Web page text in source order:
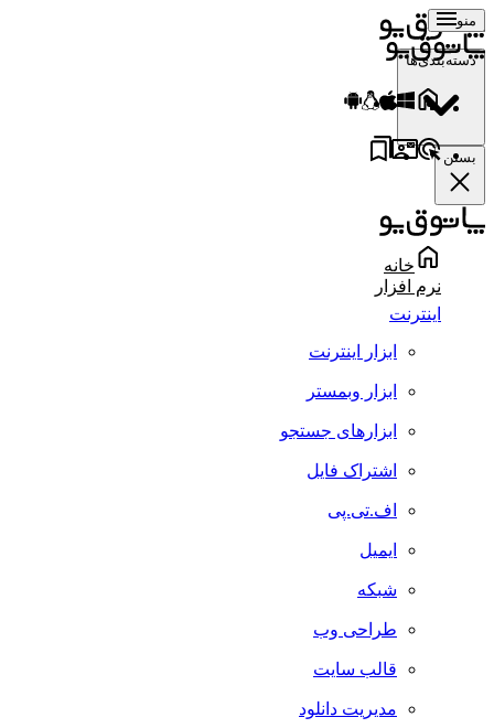
منو
دسته‌بندی‌ها
بستن
خانه
نرم افزار
اینترنت
ابزار اینترنت
ابزار وبمستر
ابزارهای جستجو
اشتراک فایل
اف.تی.پی
ایمیل
شبکه
طراحی وب
قالب سایت
مدیریت دانلود